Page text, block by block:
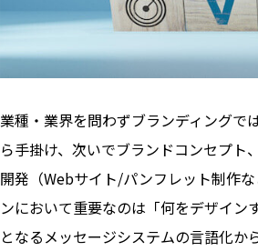
業種・業界を問わずブランディングで
ら手掛け、次いでブランドコンセプト
開発（Webサイト/パンフレット制作
ンにおいて重要なのは「何をデザイ
となるメッセージシステムの言語化